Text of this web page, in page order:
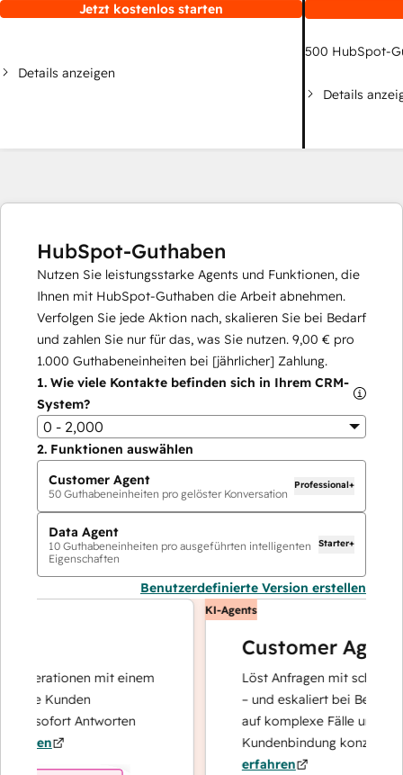
Jetzt kostenlos starten
Details anzeigen
500 HubSpot-
Details
HubSpot-Guthaben
Nutzen Sie leistungsstarke Agents und Funktionen, die
Ihnen mit HubSpot-Guthaben die Arbeit abnehmen.
Verfolgen Sie jede Aktion nach, skalieren Sie bei Bedarf
und zahlen Sie nur für das, was Sie nutzen. 9,00 € pro
1.000 Guthabeneinheiten bei [jährlicher] Zahlung.
1. Wie viele Kontakte befinden sich in Ihrem CRM-
System?
0 - 2,000
2. Funktionen auswählen
Customer Agent
50 Guthabeneinheiten pro gelöster Konversation
Professional+
Data Agent
10 Guthabeneinheiten pro ausgeführten intelligenten
Eigenschaften
Starter+
Benutzerdefinierte Version erstellen
mit einem
Kunden
sofort Antworten
KI-Agents
Customer Agent
Löst Anfragen mit schnellen,
– und eskaliert bei Bedarf,
auf komplexe Fälle und den
Kundenbindung konzentrieren
erfahren